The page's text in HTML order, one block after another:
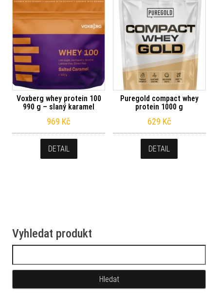
Voxberg whey protein 100
990 g – slaný karamel
969 Kč
DETAIL
Puregold compact whey
protein 1000 g
629 Kč
DETAIL
Vyhledat produkt